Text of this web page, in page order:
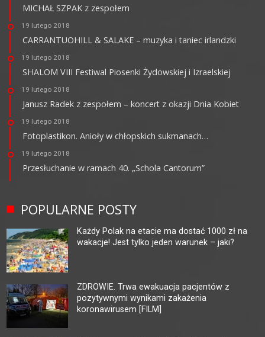
MICHAŁ SZPAK z zespołem
19 lutego 2018
CARRANTUOHILL & SALAKE – muzyka i taniec irlandzki
19 lutego 2018
SHALOM VIII Festiwal Piosenki Żydowskiej i Izraelskiej
19 lutego 2018
Janusz Radek z zespołem – koncert z okazji Dnia Kobiet
19 lutego 2018
Fotoplastikon. Anioły w chłopskich sukmanach…
19 lutego 2018
Przesłuchanie w ramach 40. „Schola Cantorum”
POPULARNE POSTY
Każdy Polak na etacie ma dostać 1000 zł na
wakacje! Jest tylko jeden warunek – jaki?
ZDROWIE. Trwa ewakuacja pacjentów z
pozytywnymi wynikami zakażenia
koronawirusem [FILM]